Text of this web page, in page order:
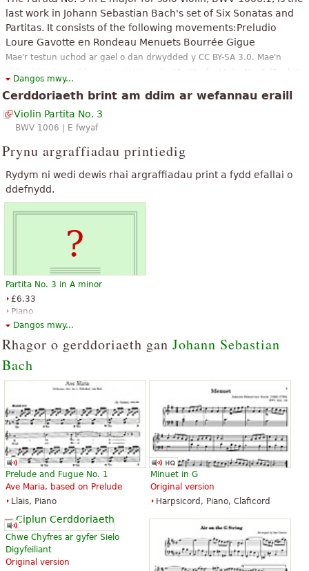
“ Lovely Bach darn yr wyf yn dysgu ar y mandolin ”
“ Gallaf feirniadu yw bach ?”
“safle da iawn ar gyfer lawrlwytho
cerddoriaeth ddalen:)
“gwych, yn cyffwrdd yr enaid a'r galon”
29 darn i gyd
last work in Johann Sebastian Bach's set of Six Sonatas and
Partitas. It consists of the following movements:Preludio
Loure Gavotte en Rondeau Menuets Bourrée Gigue
Mae'r testun uchod ar gael o dan drwydded y CC BY-SA 3.0. Mae'n
Partita for Violin No. 3 (Bach)
Dangos mwy...
Cerddoriaeth brint am ddim ar wefannau eraill
Violin Partita No. 3
BWV 1006 | E fwyaf
Prynu argraffiadau printiedig
Rydym ni wedi dewis rhai argraffiadau print a fydd efallai o
ddefnydd.
Partita No. 3 in A minor
£6.33
Piano
Edition Peters
Dangos mwy...
Rhagor o gerddoriaeth gan Johann Sebastian
Bach
Prelude and Fugue No. 1
Ave Maria, based on Prelude
Llais, Piano
Minuet in G
Original version
Harpsicord, Piano, Claficord
Chwe Chyfres ar gyfer Sielo
Digyfeiliant
Original version